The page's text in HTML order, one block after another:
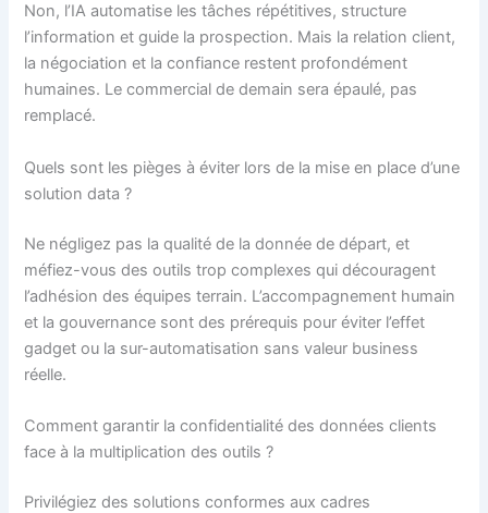
Non, l’IA automatise les tâches répétitives, structure
l’information et guide la prospection. Mais la relation client,
la négociation et la confiance restent profondément
humaines. Le commercial de demain sera épaulé, pas
remplacé.
Quels sont les pièges à éviter lors de la mise en place d’une
solution data ?
Ne négligez pas la qualité de la donnée de départ, et
méfiez-vous des outils trop complexes qui découragent
l’adhésion des équipes terrain. L’accompagnement humain
et la gouvernance sont des prérequis pour éviter l’effet
gadget ou la sur-automatisation sans valeur business
réelle.
Comment garantir la confidentialité des données clients
face à la multiplication des outils ?
Privilégiez des solutions conformes aux cadres